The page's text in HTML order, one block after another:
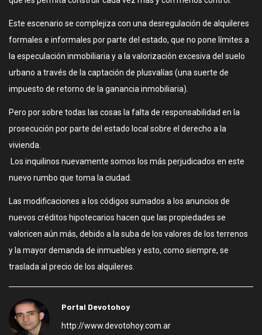
Este escenario se complejiza con una desregulación de alquileres
formales e informales por parte del estado, que no pone límites a
la especulación inmobiliaria y a la valorización excesiva del suelo
urbano a través de la captación de plusvalías (una suerte de
impuesto de retorno de la ganancia inmobiliaria).
Pero por sobre todas las cosas la falta de responsabilidad en la
prosecución por parte del estado local sobre el derecho a la
vivienda.
Los inquilinos nuevamente somos los más perjudicados en este
nuevo rumbo que toma la ciudad.
Las modificaciones a los códigos sumados a los anuncios de
nuevos créditos hipotecarios hacen que las propiedades se
valoricen aún más, debido a la suba de los valores de los terrenos
y la mayor demanda de inmuebles y esto, como siempre, se
traslada al precio de los alquileres.
Portal Devotohoy
http://www.devotohoy.com.ar